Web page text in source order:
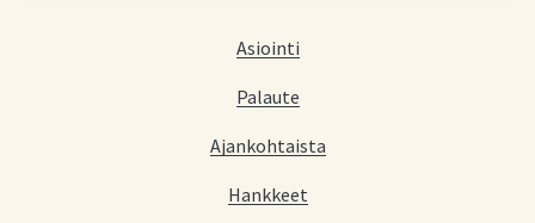
Asiointi
Palaute
Ajankohtaista
Hankkeet